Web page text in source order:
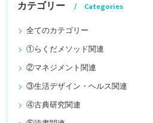
カテゴリー
Categories
全てのカテゴリー
①らくだメソッド関連
②マネジメント関連
③生活デザイン・ヘルス関連
④古典研究関連